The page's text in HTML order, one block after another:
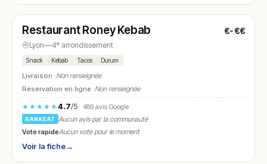
N° 23
Restaurant Roney Kebab €-€€
Lyon—4ᵉ arrondissement
Snack Kebab Tacos Durum
Livraison :Non renseignée
Réservation en ligne :Non renseignée
★★★★★4.7/5· 489 avis Google
RANKEAT
Aucun avis par la communauté
Vote rapideAucun vote pour le moment
Voir la fiche→